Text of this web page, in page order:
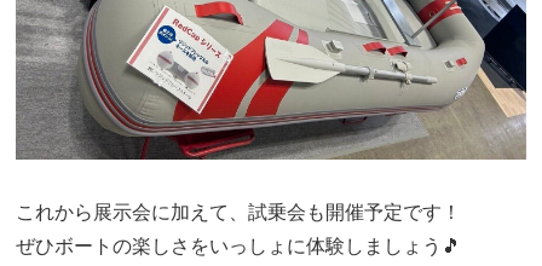
これから展示会に加えて、試乗会も開催予定です！
ぜひボートの楽しさをいっしょに体験しましょう🎵